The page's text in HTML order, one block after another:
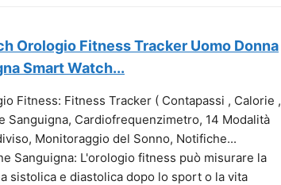
Orologio Fitness Tracker Uomo Donna
Smart Watch...
Fitness: Fitness Tracker ( Contapassi , Calorie ,
Sanguigna, Cardiofrequenzimetro, 14 Modalità
Monitoraggio del Sonno, Notifiche...
Sanguigna: L'orologio fitness può misurare la
sistolica e diastolica dopo lo sport o la vita